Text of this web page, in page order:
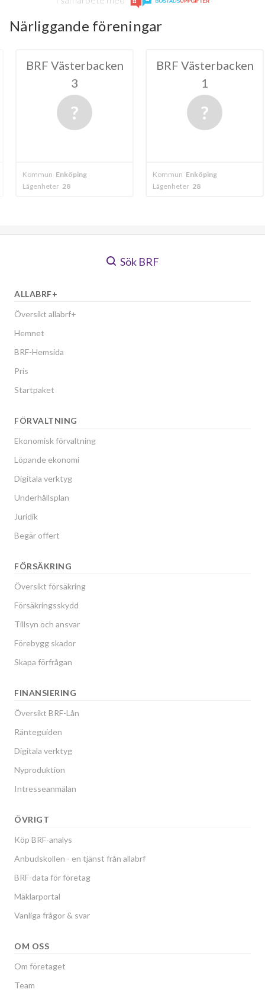
Närliggande föreningar
BRF Västerbacken
Kommun
BRF
Kommun
Sök BRF
ALLABRF+
Översikt allabrf+
Hemnet
BRF-Hemsida
Pris
Startpaket
FÖRVALTNING
Ekonomisk förvaltning
Löpande ekonomi
Digitala verktyg
Underhållsplan
Juridik
Begär offert
FÖRSÄKRING
Översikt försäkring
Försäkringsskydd
Tillsyn och ansvar
Förebygg skador
Skapa förfrågan
FINANSIERING
Översikt BRF-Lån
Ränteguiden
Digitala verktyg
Nyproduktion
Intresseanmälan
ÖVRIGT
Köp BRF-analys
Anbudskollen - en tjänst från allabrf
BRF-data för företag
Mäklarportal
Vanliga frågor & svar
OM OSS
Om företaget
Team